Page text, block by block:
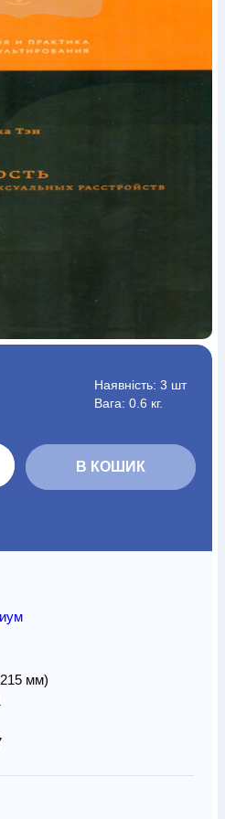
ВідеоГалантерея
БрелокиСумкиБіжутерія
вироби
ігриРепринтиСвічки
на Библії
дзвоніть за номером:
Facebook
Наявність: 3 шт
Вага: 0.6 кг.
В КОШИК
мм)